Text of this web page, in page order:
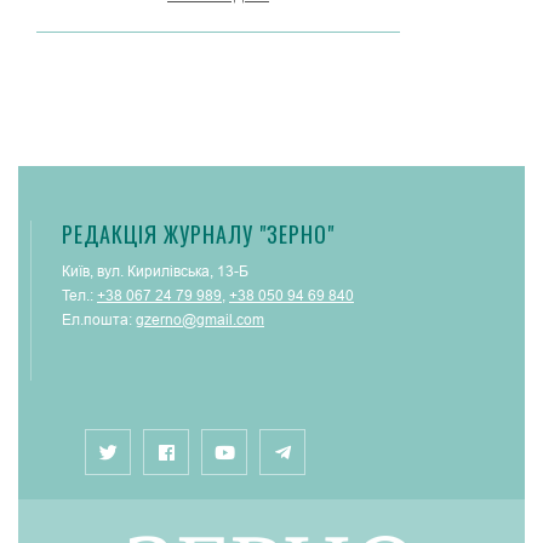
РЕДАКЦІЯ ЖУРНАЛУ "ЗЕРНО"
Київ, вул. Кирилівська, 13-Б
Тел.: +38 067 24 79 989 +38 050 94 69 840
Ел.пошта: gzerno@gmail.com